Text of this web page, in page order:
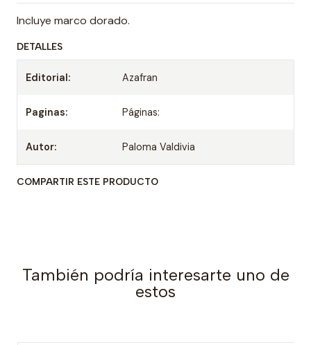
Incluye marco dorado.
DETALLES
Editorial: Azafran
Paginas: Páginas:
Autor: Paloma Valdivia
COMPARTIR ESTE PRODUCTO
También podría interesarte uno de
estos